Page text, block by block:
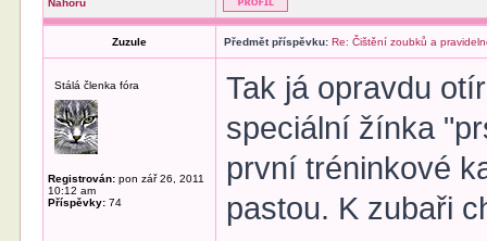
Nahoru
Zuzule Předmět příspěvku: Re: Čištění zoubků a
Stálá členka fóra
Registrován: pon zář 26, 2011
10:12 am
Příspěvky: 74
Tak já opravdu
speciální žínka
první tréninkové
pastou. K zubaři